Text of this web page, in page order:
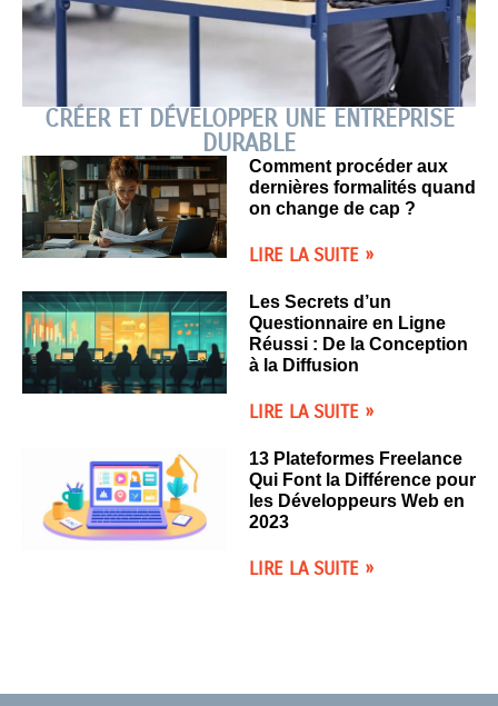
CRÉER ET DÉVELOPPER UNE ENTREPRISE
DURABLE
Comment procéder aux
dernières formalités quand
on change de cap ?
LIRE LA SUITE »
Les Secrets d’un
Questionnaire en Ligne
Réussi : De la Conception
à la Diffusion
LIRE LA SUITE »
13 Plateformes Freelance
Qui Font la Différence pour
les Développeurs Web en
2023
LIRE LA SUITE »